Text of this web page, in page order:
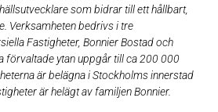
som bidrar till ett hållbart,
Verksamheten bedrivs i tre
Fastigheter, Bonnier Bostad och
förvaltade ytan uppgår till ca 200 000
är belägna i Stockholms innerstad
är helägt av familjen Bonnier.